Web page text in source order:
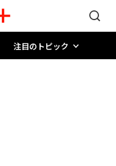
注目のトピック